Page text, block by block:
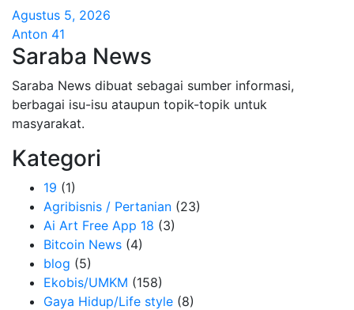
Agustus 5, 2026
Anton 41
Saraba News
Saraba News dibuat sebagai sumber informasi,
berbagai isu-isu ataupun topik-topik untuk
masyarakat.
Kategori
19 (1)
Agribisnis / Pertanian (23)
Ai Art Free App 18 (3)
Bitcoin News (4)
blog (5)
Ekobis/UMKM (158)
Gaya Hidup/Life style (8)